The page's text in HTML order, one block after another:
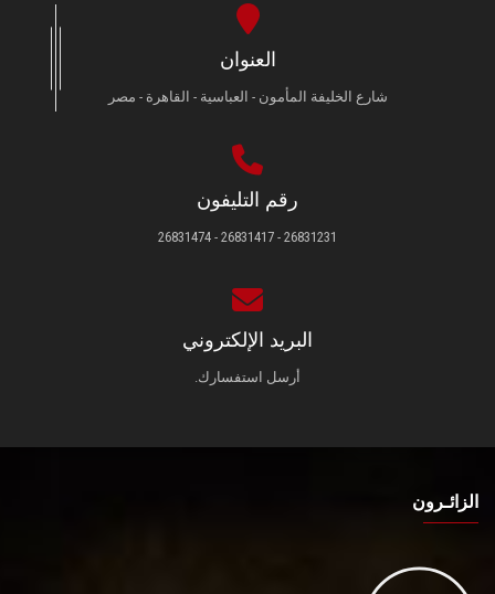
العنوان
شارع الخليفة المأمون - العباسية - القاهرة - مصر
رقم التليفون
26831231 - 26831417 - 26831474
البريد الإلكتروني
أرسل استفسارك.
الزائـرون